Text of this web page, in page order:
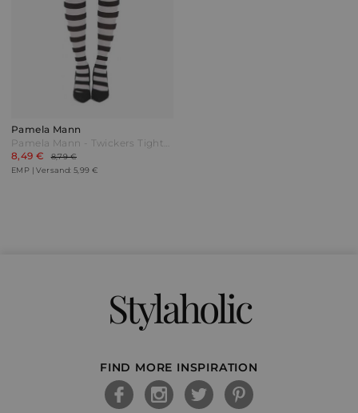
Pamela Mann
Pamela Mann - Twickers Tights - Strumpfhose - schwarz|weiß
8,49 €
8,79 €
EMP | Versand: 5,99 €
Stylaholic
FIND MORE INSPIRATION